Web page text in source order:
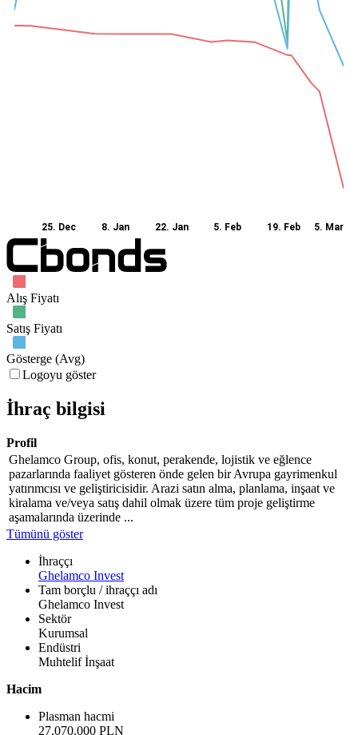
25. Dec 8. Jan 22. Jan 5. Feb 19. Feb 5. Mar
Alış Fiyatı
Satış Fiyatı
Gösterge (Avg)
Logoyu göster
İhraç bilgisi
Profil
Ghelamco Group, ofis, konut, perakende, lojistik ve eğlence
pazarlarında faaliyet gösteren önde gelen bir Avrupa gayrimenkul
yatırımcısı ve geliştiricisidir. Arazi satın alma, planlama, inşaat ve
kiralama ve/veya satış dahil olmak üzere tüm proje geliştirme
aşamalarında üzerinde ...
Tümünü göster
İhraççı
Ghelamco Invest
Tam borçlu / ihraççı adı
Ghelamco Invest
Sektör
Kurumsal
Endüstri
Muhtelif İnşaat
Hacim
Plasman hacmi
27.070.000 PLN